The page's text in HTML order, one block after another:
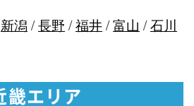
新潟 /長野 /福井/富山 /石川
近畿エリア